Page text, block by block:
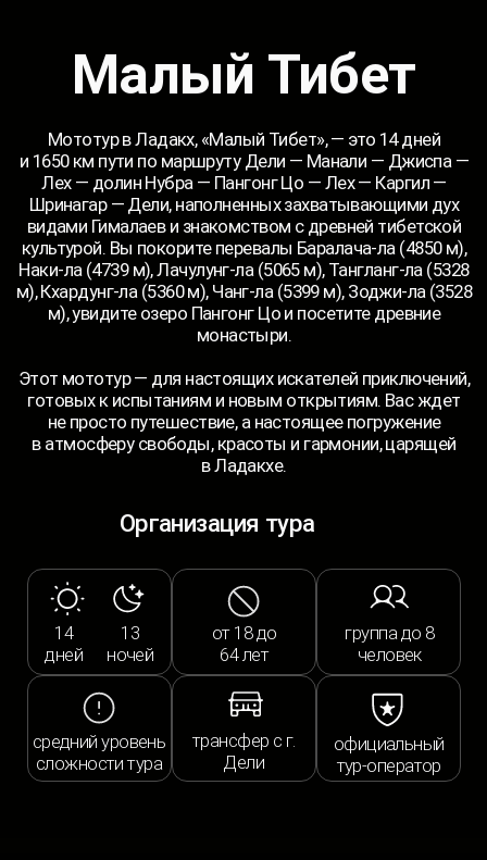
Лех – столица Ладакха
Дворец Шей и буддийские храмы
Долина Нубра и высокогорное
озеро Пангонг-Цо
Монастырь Ламауру
Программа тура
Комфорт туристов
13
ночей
от 18 до
64 лет
группа до 8
человек
средний уровень
сложности тура
трансфер с г.
Дели
официальный
тур-оператор
новые топливо
входит в цену
зарядка
гаджетов
проживание
входит в цену